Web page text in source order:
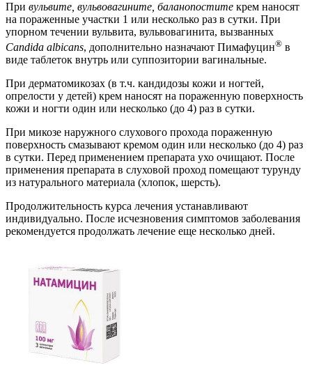
При вульвите, вульвовагините, баланопостите крем наносят
на пораженные участки 1 или несколько раз в сутки. При
упорном течении вульвита, вульвовагинита, вызванных
Candida albicans, дополнительно назначают Пимафуцин® в
виде таблеток внутрь или суппозитории вагинальные.
При дерматомикозах (в т.ч. кандидозы кожи и ногтей,
опрелости у детей) крем наносят на пораженную поверхность
кожи и ногти один или несколько (до 4) раз в сутки.
При микозе наружного слухового прохода пораженную
поверхность смазывают кремом один или несколько (до 4) раз
в сутки. Перед применением препарата ухо очищают. После
применения препарата в слуховой проход помещают турунду
из натурального материала (хлопок, шерсть).
Продолжительность курса лечения устанавливают
индивидуально. После исчезновения симптомов заболевания
рекомендуется продолжать лечение еще несколько дней.